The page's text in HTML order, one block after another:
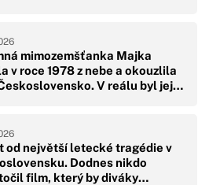
mimozemšťanka Majka
v roce 1978 z nebe a okouzlila
V reálu byl její
od největší letecké tragédie v
Dodnes nikdo
film, který by diváky